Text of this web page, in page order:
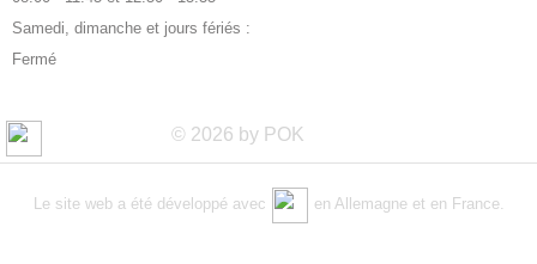
Samedi, dimanche et jours fériés :
Fermé
© 2026 by POK
Le site web a été développé avec en Allemagne et en France.